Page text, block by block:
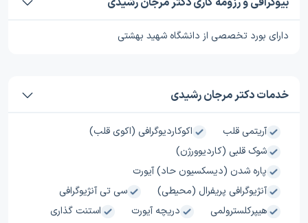
دارای بورد تخصصی از دانشگاه شهید بهشتی
خدمات دکتر مرجان رشیدی
آریتمی قلب
اکوکاردیوگرافی (اکوی قلب)
شوک قلبی (کاردیوورژن)
پاره شدن (دیسکسیون حاد) آیورت
آنژیوگرافی پریفرال (محیطی)
سی تی آنژیوگرافی
هیپرکلسترولمی
دریچه آیورت
استنت گذاری